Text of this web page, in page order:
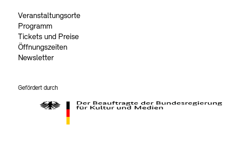
Veranstaltungsorte
Programm
Tickets und Preise
Öffnungszeiten
Newsletter
Gefördert durch